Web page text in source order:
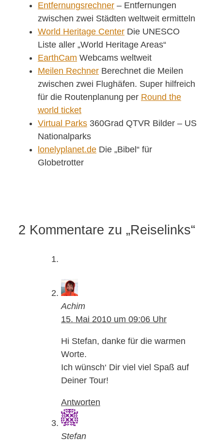
Entfernungsrechner – Entfernungen
zwischen zwei Städten weltweit ermitteln
World Heritage Center Die UNESCO
Liste aller „World Heritage Areas“
EarthCam Webcams weltweit
Meilen Rechner Berechnet die Meilen
zwischen zwei Flughäfen. Super hilfreich
für die Routenplanung per Round the
world ticket
Virtual Parks 360Grad QTVR Bilder – US
Nationalparks
lonelyplanet.de Die „Bibel“ für
Globetrotter
2 Kommentare zu „Reiselinks“
Achim
15. Mai 2010 um 09:06 Uhr
Hi Stefan, danke für die warmen
Worte.
Ich wünsch‘ Dir viel viel Spaß auf
Deiner Tour!
Antworten
Stefan